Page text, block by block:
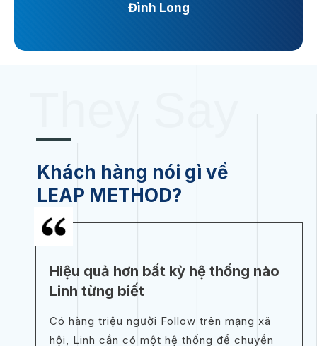
Đình Long
Khách hàng nói gì về
LEAP METHOD?
Hiệu quả hơn bất kỳ hệ thống nào
Linh từng biết
Có hàng triệu người Follow trên mạng xã
hội, Linh cần có một hệ thống để chuyển